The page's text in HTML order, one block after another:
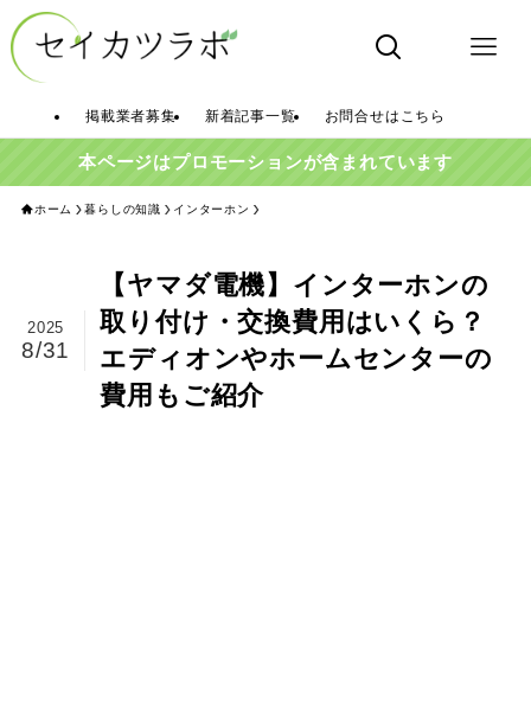
掲載業者募集 新着記事一覧 お問合せはこちら
本ページはプロモーションが含まれています
ホーム 暮らしの知識 インターホン
【ヤマダ電機】インターホンの
取り付け・交換費用はいくら？
エディオンやホームセンターの
費用もご紹介
2025
8/31